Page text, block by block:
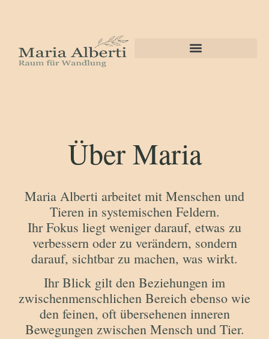
Über Maria
Maria Alberti arbeitet mit Menschen und
Tieren in systemischen Feldern.
Ihr Fokus liegt weniger darauf, etwas zu
verbessern oder zu verändern, sondern
darauf, sichtbar zu machen, was wirkt.
Ihr Blick gilt den Beziehungen im
zwischenmenschlichen Bereich ebenso wie
den feinen, oft übersehenen inneren
Bewegungen zwischen Mensch und Tier.